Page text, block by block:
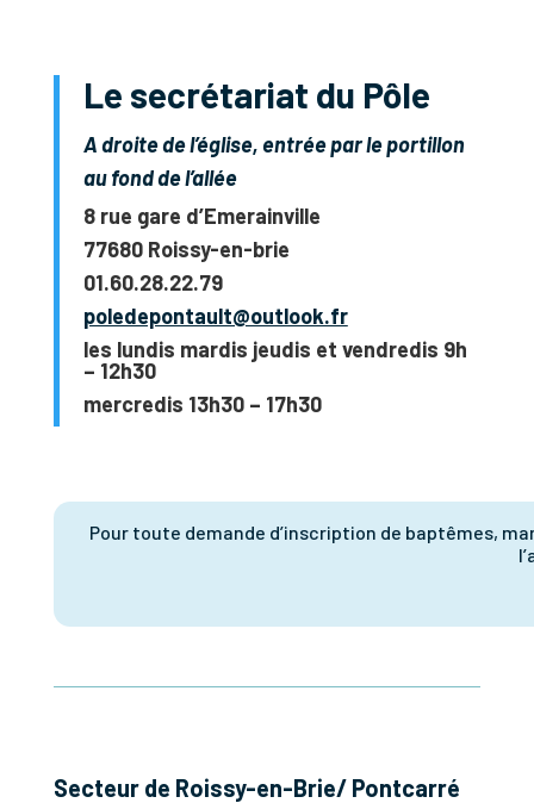
Le secrétariat du Pôle
A droite de l’église, entrée par le portillon
au fond de l’allée
8 rue gare d’Emerainville
77680 Roissy-en-brie
01.60.28.22.79
poledepontault@outlook.fr
les lundis mardis jeudis et vendredis 9h
– 12h30
mercredis 13h30 – 17h30
Pour toute demande d’inscription de baptêmes,
Secteur de Roissy-en-Brie/ Pontcarré